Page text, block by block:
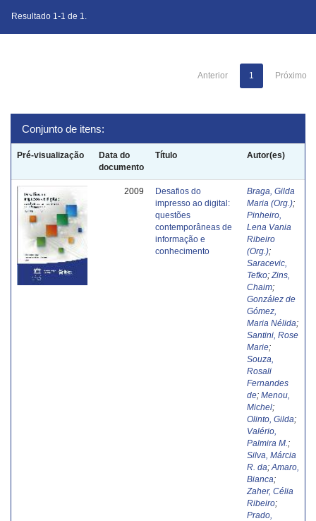
Resultado 1-1 de 1.
Anterior 1 Próximo
Conjunto de itens:
Pré-visualização
Data do
documento
Título Autor(es)
2009
Desafios do
impresso ao digital:
questões
contemporâneas de
informação e
conhecimento
Braga, Gilda
Maria (Org.);
Pinheiro,
Lena Vania
Ribeiro
(Org.);
Saracevic,
Tefko; Zins,
Chaim;
González de
Gómez,
Maria Nélida;
Santini, Rose
Marie;
Souza,
Rosali
Fernandes
de; Menou,
Michel;
Olinto, Gilda;
Valério,
Palmira M. ;
Silva, Márcia
R. da; Amaro,
Bianca;
Zaher, Célia
Ribeiro;
Prado,